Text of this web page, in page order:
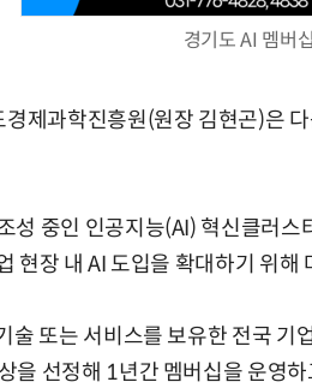
경기도 AI 멤버
경제과학진흥원(원장 김현곤)은
성 중인 인공지능(AI) 혁신클러
현장 내 AI 도입을 확대하기 위해
술 또는 서비스를 보유한 전국 기
을 선정해 1년간 멤버십을 운영